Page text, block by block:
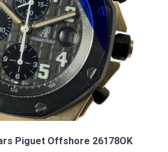
Piguet Offshore 26178OK